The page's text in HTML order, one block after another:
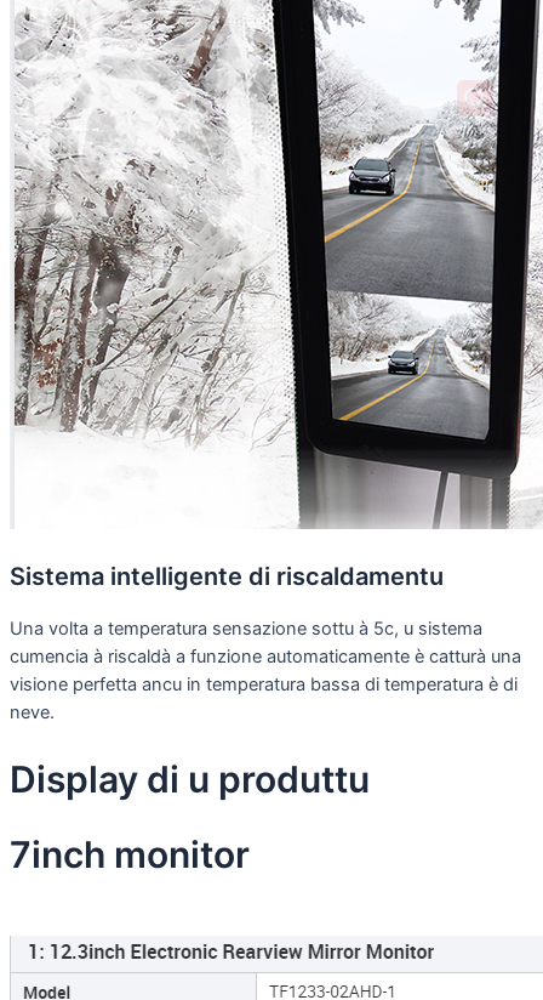
Sistema intelligente di riscaldamentu
Una volta a temperatura sensazione sottu à 5c, u sistema
cumencia à riscaldà a funzione automaticamente è catturà una
visione perfetta ancu in temperatura bassa di temperatura è di
neve.
Display di u produttu
7inch monitor